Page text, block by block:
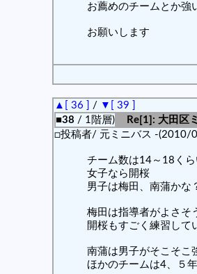
お薦めのチームとか強
お願いします
▲[ 36 ] / ▼[ 39 ]
■38 / 1階層)
Re[1]: 大田区
□投稿者/ 元ミニバス -(2010/
チーム数は14～18く
女子なら開桜
男子は梅田、南蒲かな
梅田は指導者がよさそ
開桜もすごく練習して
南蒲は男子がそこそこ
ほかのチームは4、５